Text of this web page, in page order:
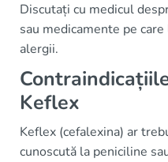
Discutați cu medicul
sau medicamente pe
alergii.
Keflex
Keflex (cefalexina) ar
cunoscută la peniciline